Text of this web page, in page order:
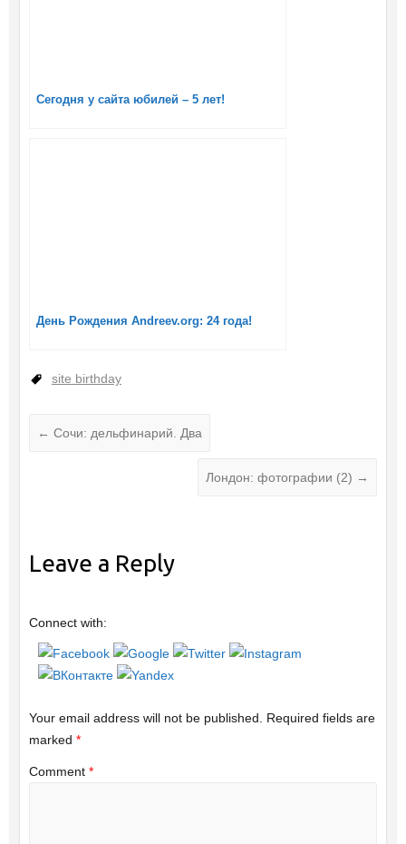
Сегодня у сайта юбилей – 5 лет!
День Рождения Andreev.org: 24 года!
site birthday
← Сочи: дельфинарий. Два
Лондон: фотографии (2) →
Leave a Reply
Connect with:
Your email address will not be published.
Required fields are
marked *
Comment *